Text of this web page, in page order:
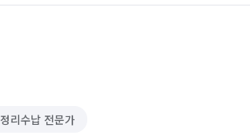
정리수납 전문가